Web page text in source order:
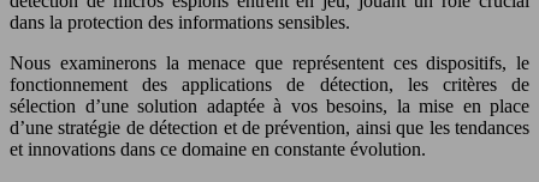
dans la protection des informations sensibles.
Nous examinerons la menace que représentent ces dispositifs, le
fonctionnement des applications de détection, les critères de
sélection d’une solution adaptée à vos besoins, la mise en place
d’une stratégie de détection et de prévention, ainsi que les tendances
et innovations dans ce domaine en constante évolution.